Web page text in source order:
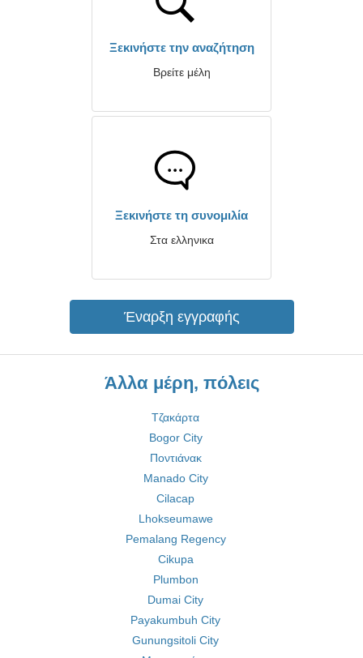
Ξεκινήστε την αναζήτηση
Βρείτε μέλη
Ξεκινήστε τη συνομιλία
Στα ελληνικα
Έναρξη εγγραφής
Άλλα μέρη, πόλεις
Τζακάρτα
Bogor City
Ποντιάνακ
Manado City
Cilacap
Lhokseumawe
Pemalang Regency
Cikupa
Plumbon
Dumai City
Payakumbuh City
Gunungsitoli City